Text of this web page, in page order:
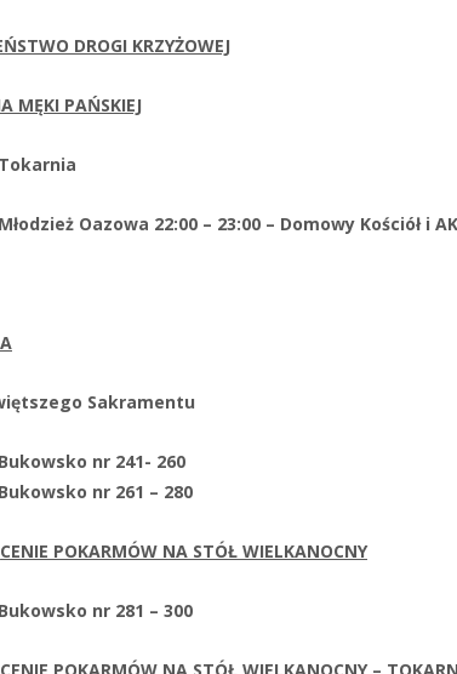
DROGI KRZYŻOWEJ
MĘKI PAŃSKIEJ
– Tokarnia
Oazowa 22:00 – 23:00 – Domowy Kościół i AK
Sakramentu
nr 241- 260
nr 261 – 280
POKARMÓW NA STÓŁ WIELKANOCNY
nr 281 – 300